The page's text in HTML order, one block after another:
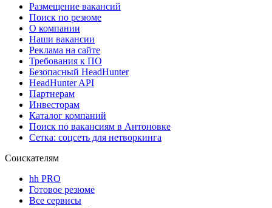
Размещение вакансий
Поиск по резюме
О компании
Наши вакансии
Реклама на сайте
Требования к ПО
Безопасный HeadHunter
HeadHunter API
Партнерам
Инвесторам
Каталог компаний
Поиск по вакансиям в Антоновке
Сетка: соцсеть для нетворкинга
Соискателям
hh PRO
Готовое резюме
Все сервисы